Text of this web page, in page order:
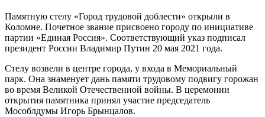
Памятную стелу «Город трудовой доблести» открыли в
Коломне. Почетное звание присвоено городу по инициативе
партии «Единая Россия». Соответствующий указ подписал
президент России Владимир Путин 20 мая 2021 года.
Стелу возвели в центре города, у входа в Мемориальный
парк. Она знаменует дань памяти трудовому подвигу горожан
во время Великой Отечественной войны. В церемонии
открытия памятника принял участие председатель
Мособлдумы Игорь Брынцалов.